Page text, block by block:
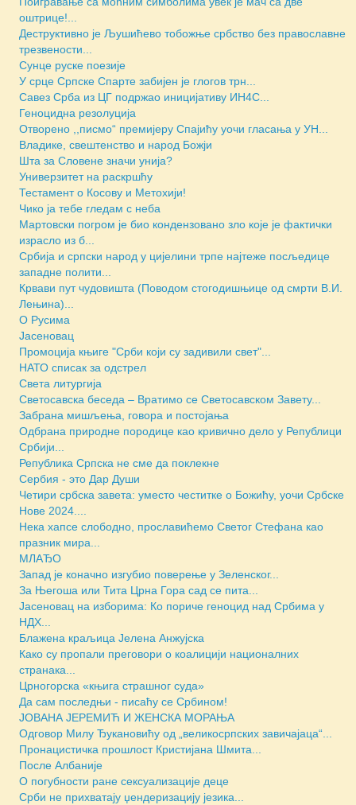
оштрице!...
Деструктивно је Љушићево тобожње србство без православне
трезвености...
Сунце руске поезије
У срце Српске Спарте забијен је глогов трн...
Савез Срба из ЦГ подржао иницијативу ИН4С...
Геноцидна резолуција
Отворено ,,писмо“ премијеру Спајићу уочи гласања у УН...
Владике, свештенство и народ Божји
Шта за Словене значи унија?
Универзитет на раскршћу
Тестамент о Косову и Метохији!
Чико ја тебе гледам с неба
Мартовски погром је био кондензовано зло које је фактички
израсло из б...
Србија и српски народ у цијелини трпе најтеже посљедице
западне полити...
Крвави пут чудовишта (Поводом стогодишњице од смрти В.И.
Лењина)...
О Русима
Јасеновац
Промоција књиге "Срби који су задивили свет"...
НАТО списак за одстрел
Света литургија
Светосавска беседа – Вратимо се Светосавском Завету...
Забрана мишљења, говора и постојања
Одбрана природне породице као кривично дело у Републици
Србији...
Република Српска не сме да поклекне
Сербия - это Дар Души
Четири србска завета: уместо честитке о Божићу, уочи Србске
Нове 2024....
Нека хапсе слободно, прославићемо Светог Стефана као
празник мира...
МЛАЂО
Запад је коначно изгубио поверење у Зеленског...
За Његоша или Тита Црна Гора сад се пита...
Јасеновац на изборима: Ко пориче геноцид над Србима у
НДХ...
Блажена краљица Јелена Анжујска
Како су пропали преговори о коалицији националних
странака...
Црногорска «књига страшног суда»
Да сам последњи - писаћу се Србином!
JОВАНА ЈЕРЕМИЋ И ЖЕНСКА МОРАЊА
Одговор Милу Ђукановићу од „великосрпских завичајаца“...
Пронацистичка прошлост Кристијана Шмита...
После Албаније
О погубности ране сексуализације деце
Срби не прихватају џендеризацију језика...